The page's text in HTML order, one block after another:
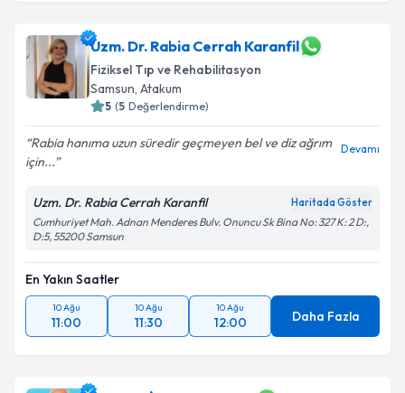
takvim hazırlandığında e-posta ile bilgilendireceğiz.
E-posta Adresiniz
kapsamda işlenmesini kabul ediyorum.
Takvim Talebini Gönder
Uzm. Dr. Rabia Cerrah Karanfil
Fiziksel Tıp ve Rehabilitasyon
Samsun, Atakum
5 (5 Değerlendirme)
Rabia hanıma uzun süredir geçmeyen bel ve diz ağrım
için...
Devamı
Uzm. Dr. Rabia Cerrah Karanfil Haritada Göster
Cumhuriyet Mah. Adnan Menderes Bulv. Onuncu Sk Bina No: 327 K: 2 D:,
D:5, 55200 Samsun
En Yakın Saatler
10 Ağu
11:00
10 Ağu
11:30
10 Ağu
12:00 Daha Fazla